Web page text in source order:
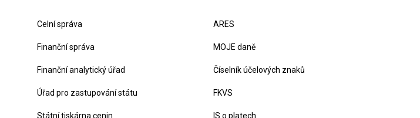
Celní správa
Finanční správa
Finanční analytický úřad
Úřad pro zastupování státu
Státní tiskárna cenin
ARES
MOJE daně
Číselník účelových znaků
FKVS
IS o platech